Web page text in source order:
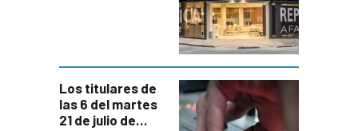
Los titulares de
las 6 del martes
21 de julio de